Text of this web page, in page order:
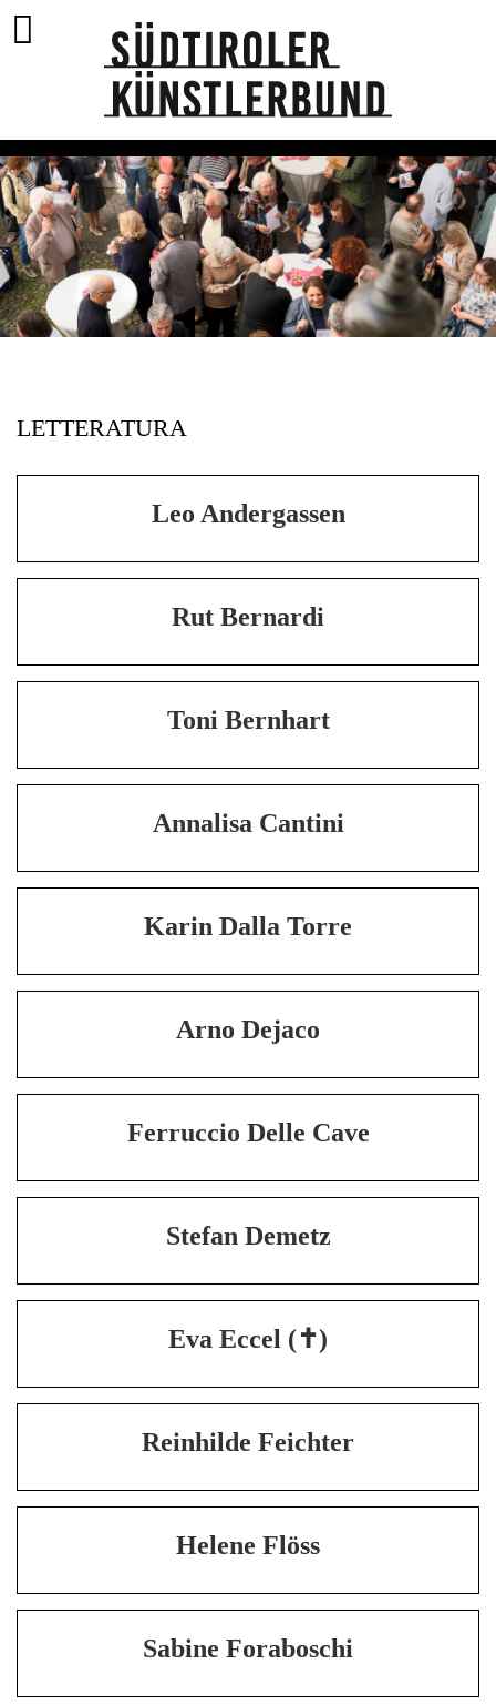
LETTERATURA
Leo Andergassen
Rut Bernardi
Toni Bernhart
Annalisa Cantini
Karin Dalla Torre
Arno Dejaco
Ferruccio Delle Cave
Stefan Demetz
Eva Eccel (✝)
Reinhilde Feichter
Helene Flöss
Sabine Foraboschi